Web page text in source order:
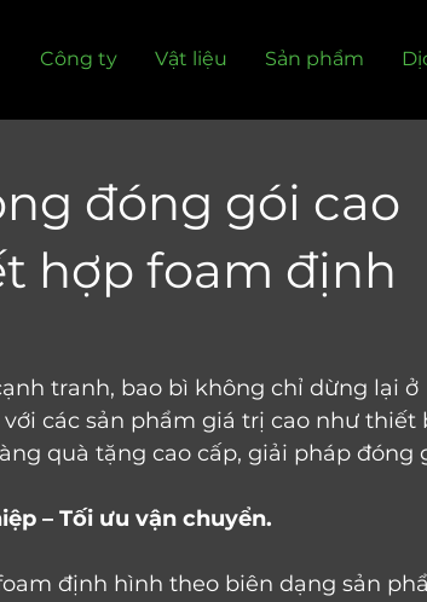
Công ty Vật liệu Sản phẩm
đóng gói cao
hợp foam định
tranh, bao bì không chỉ dừng lại ở
các sản phẩm giá trị cao như
quà tặng cao cấp, giải pháp đóng
– Tối ưu vận chuyển.
định hình theo biên dạng sản